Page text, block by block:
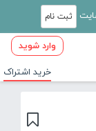
ثبت نام
وارد شوید
خرید اشتراک